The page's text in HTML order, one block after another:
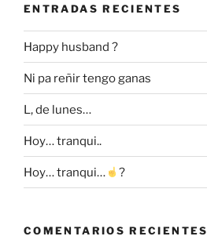
ENTRADAS RECIENTES
Happy husband ?
Ni pa reñir tengo ganas
L, de lunes…
Hoy… tranqui..
Hoy… tranqui… ?
COMENTARIOS RECIENTES